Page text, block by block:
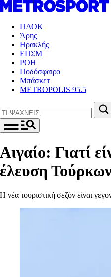
ΠΑΟΚ
Άρης
Ηρακλής
ΕΠΣΜ
ΡΟΗ
Ποδόσφαιρο
Μπάσκετ
METROPOLIS 95.5
Αιγαίο: Γιατί
έλευση
Η νέα τουριστική σεζόν είναι